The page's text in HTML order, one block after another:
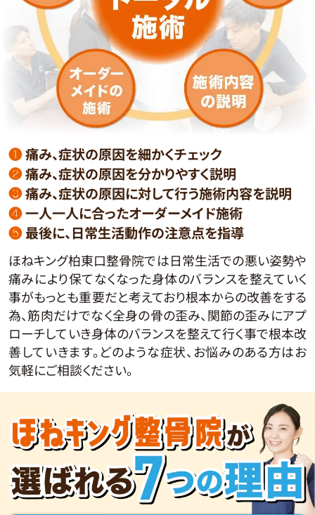
❶痛み、症状の原因を細かくチェック
❷痛み、症状の原因を分かりやすく説明
❸痛み、症状の原因に対して行う施術内容を説明
❹一人一人に合ったオーダーメイド施術
❺最後に、日常生活動作の注意点を指導
ほねキング柏東口整骨院では日常生活での悪い姿勢や
痛みにより保てなくなった身体のバランスを整えていく
事がもっとも重要だと考えており根本からの改善をする
為、筋肉だけでなく全身の骨の歪み、関節の歪みにアプ
ローチしていき身体のバランスを整えて行く事で根本改
善していきます。どのような症状、お悩みのある方はお
気軽にご相談ください。